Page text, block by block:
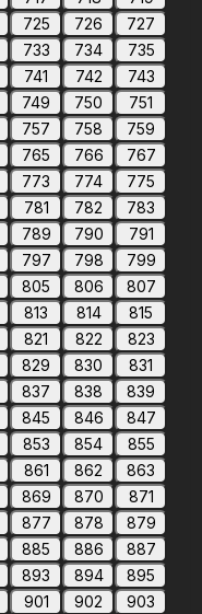
725 726
727
733 734
735
741 742
743
749 750
751
757 758
759
765 766
767
773 774
775
781 782
783
789 790
791
797 798
799
805 806
807
813 814
815
821 822
823
829 830
831
837 838
839
845 846
847
853 854
855
861 862
863
869 870
871
877 878
879
885 886
887
893 894
895
901 902
903